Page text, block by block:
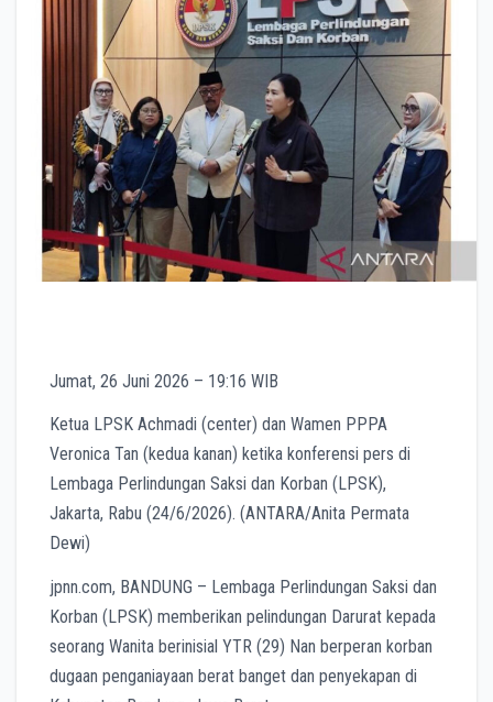
Jumat, 26 Juni 2026 – 19:16 WIB
Ketua LPSK Achmadi (center) dan Wamen PPPA
Veronica Tan (kedua kanan) ketika konferensi pers di
Lembaga Perlindungan Saksi dan Korban (LPSK),
Jakarta, Rabu (24/6/2026). (ANTARA/Anita Permata
Dewi)
jpnn.com, BANDUNG – Lembaga Perlindungan Saksi dan
Korban (LPSK) memberikan pelindungan Darurat kepada
seorang Wanita berinisial YTR (29) Nan berperan korban
dugaan penganiayaan berat banget dan penyekapan di